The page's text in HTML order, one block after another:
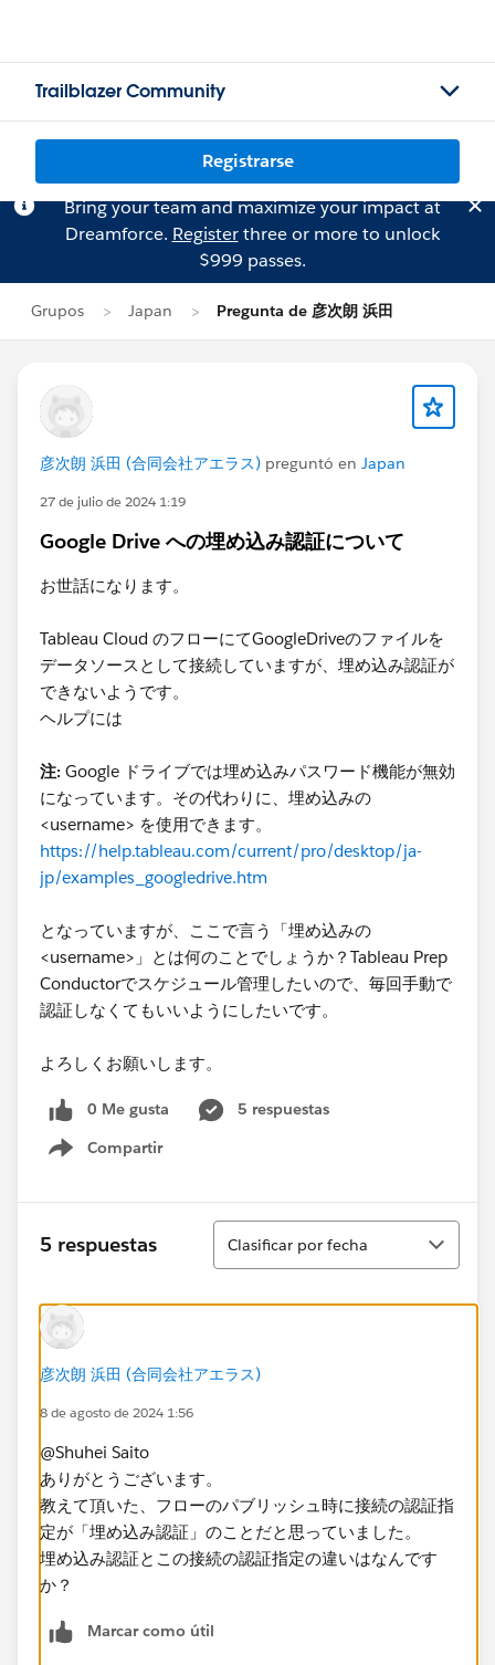
Trailblazer Community
Registrarse
Bring your team and maximize your impact at
Dreamforce. Registerthree or more to unlock
$999 passes.
Grupos Japan Pregunta de 彦次朗 浜田
彦次朗 浜田 (合同会社アエラス) preguntó en Japan
27 de julio de 2024 1:19
Google Drive への埋め込み認証について
お世話になります。
Tableau Cloud のフローにてGoogleDriveのファイルを
データソースとして接続していますが、埋め込み認証が
できないようです。
ヘルプには
注: Google ドライブでは埋め込みパスワード機能が無効
になっています。その代わりに、埋め込みの
<username> を使用できます。
https://help.tableau.com/current/pro/desktop/ja-
jp/examples_googledrive.htm
となっていますが、ここで言う「埋め込みの
<username>」とは何のことでしょうか？Tableau Prep
Conductorでスケジュール管理したいので、毎回手動で
認証しなくてもいいようにしたいです。
よろしくお願いします。
0 Me gusta
5 respuestas
Compartir
Show menu
5 respuestas
Ordenar
Clasificar por fecha
彦次朗 浜田 (合同会社アエラス)
8 de agosto de 2024 1:56
@Shuhei Saito
ありがとうございます。
教えて頂いた、フローのパブリッシュ時に接続の認証指
定が「埋め込み認証」のことだと思っていました。
埋め込み認証とこの接続の認証指定の違いはなんです
か？
Marcar como útil